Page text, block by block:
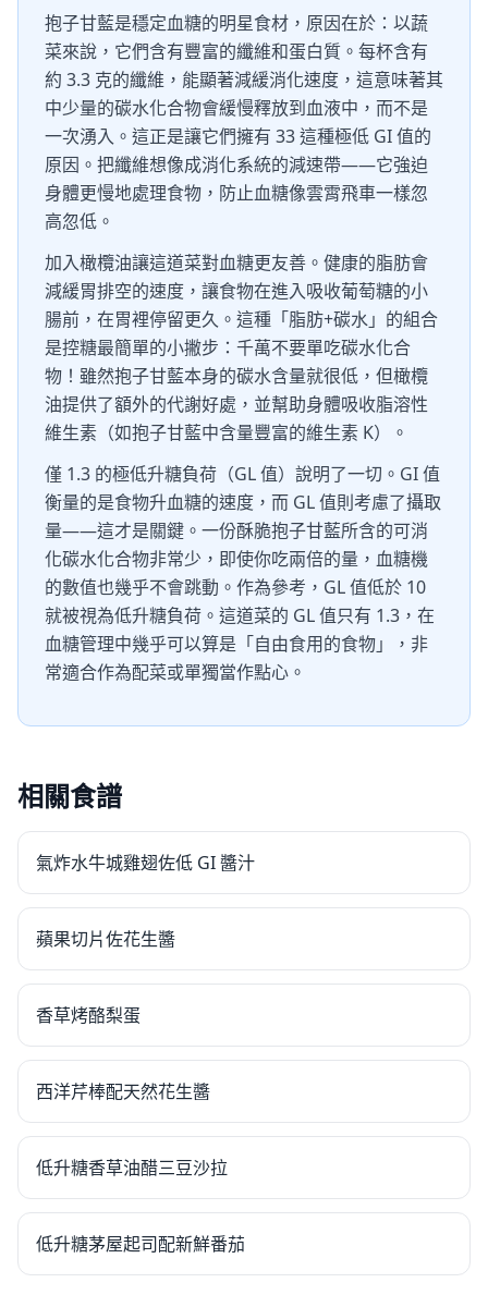
抱子甘藍是穩定血糖的明星食材，原因在於：以蔬
菜來說，它們含有豐富的纖維和蛋白質。每杯含有
約 3.3 克的纖維，能顯著減緩消化速度，這意味著其
中少量的碳水化合物會緩慢釋放到血液中，而不是
一次湧入。這正是讓它們擁有 33 這種極低 GI 值的
原因。把纖維想像成消化系統的減速帶——它強迫
身體更慢地處理食物，防止血糖像雲霄飛車一樣忽
高忽低。
加入橄欖油讓這道菜對血糖更友善。健康的脂肪會
減緩胃排空的速度，讓食物在進入吸收葡萄糖的小
腸前，在胃裡停留更久。這種「脂肪+碳水」的組合
是控糖最簡單的小撇步：千萬不要單吃碳水化合
物！雖然抱子甘藍本身的碳水含量就很低，但橄欖
油提供了額外的代謝好處，並幫助身體吸收脂溶性
維生素（如抱子甘藍中含量豐富的維生素 K）。
僅 1.3 的極低升糖負荷（GL 值）說明了一切。GI 值
衡量的是食物升血糖的速度，而 GL 值則考慮了攝取
量——這才是關鍵。一份酥脆抱子甘藍所含的可消
化碳水化合物非常少，即使你吃兩倍的量，血糖機
的數值也幾乎不會跳動。作為參考，GL 值低於 10
就被視為低升糖負荷。這道菜的 GL 值只有 1.3，在
血糖管理中幾乎可以算是「自由食用的食物」，非
常適合作為配菜或單獨當作點心。
相關食譜
氣炸水牛城雞翅佐低 GI 醬汁
蘋果切片佐花生醬
香草烤酪梨蛋
西洋芹棒配天然花生醬
低升糖香草油醋三豆沙拉
低升糖茅屋起司配新鮮番茄